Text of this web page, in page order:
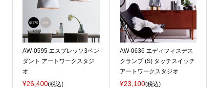
AW-0595 エスプレッソ3ペン
ダント アートワークスタジ
オ
¥26,400(税込)
AW-0636 エディフィスデス
クランプ (S) タッチスイッチ
アートワークスタジオ
¥23,100(税込)